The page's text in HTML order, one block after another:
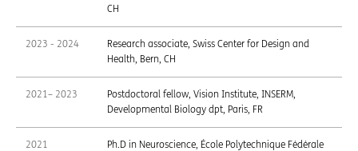
CH
2023 - 2024
Research associate, Swiss Center for Design and
Health, Bern, CH
2021– 2023
Postdoctoral fellow, Vision Institute, INSERM,
Developmental Biology dpt, Paris, FR
2021
Ph.D in Neuroscience, École Polytechnique Fédérale